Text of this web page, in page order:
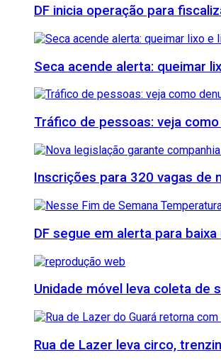
DF inicia operação para
Seca acende alerta: queimar
Tráfico de pessoas: veja
Inscrições para 320 vagas de
DF segue em alerta para
Unidade móvel leva coleta de
Rua de Lazer leva circo,